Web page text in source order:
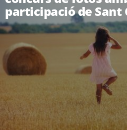
participació de Sant